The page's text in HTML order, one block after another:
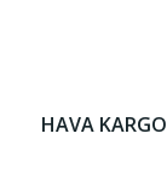
HAVA KARGO